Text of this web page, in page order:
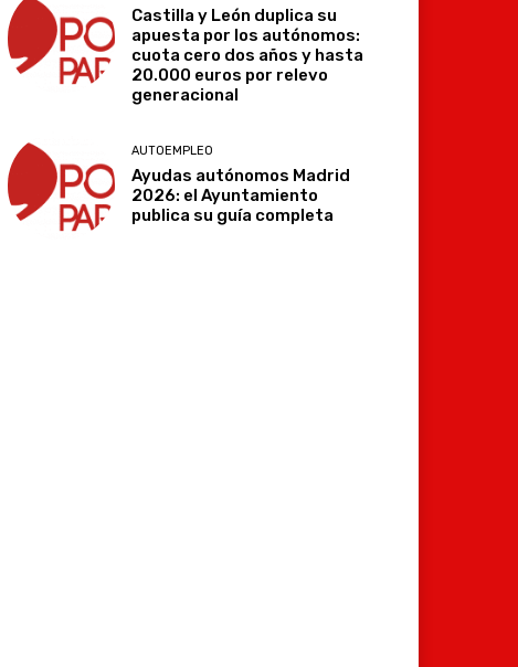
Castilla y León duplica su
apuesta por los autónomos:
cuota cero dos años y hasta
20.000 euros por relevo
generacional
AUTOEMPLEO
Ayudas autónomos Madrid
2026: el Ayuntamiento
publica su guía completa